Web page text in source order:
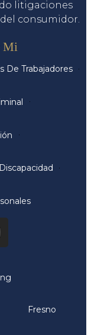
litigaciones
consumidor.
Mi
De Trabajadores
Fresno